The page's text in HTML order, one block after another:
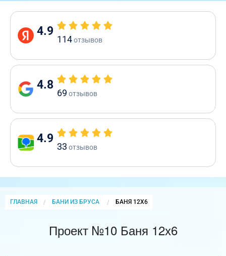
4.9
114отзывов
4.8
69 отзывов
4.9
33 отзывов
ГЛАВНАЯ БАНИ ИЗ БРУСА CURRENT:
БАНЯ 12Х6
Проект №10 Баня 12х6